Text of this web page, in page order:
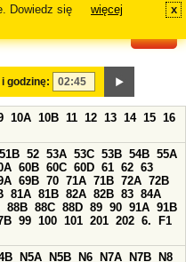
Dowiedz się
więcej x
i godzinę:
10A 10B 11 12 13 14 15 16
51B 52 53A 53C 53B 54B 55A
60B 60C 60D 61 62 63
69B 70 71A 71B 72A 72B
81A 81B 82A 82B 83 84A
88B 88C 88D 89 90 91A 91B
99 100 101 201 202 6.
F1
N5A N5B N6 N7A N7B
N8